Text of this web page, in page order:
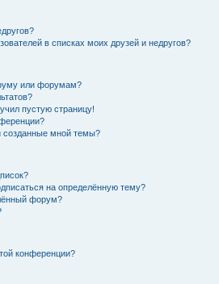
в списках моих друзей и недругов?
или форумам?
пустую страницу!
созданные мной темы?
на определённую тему?
форум?
конференции?